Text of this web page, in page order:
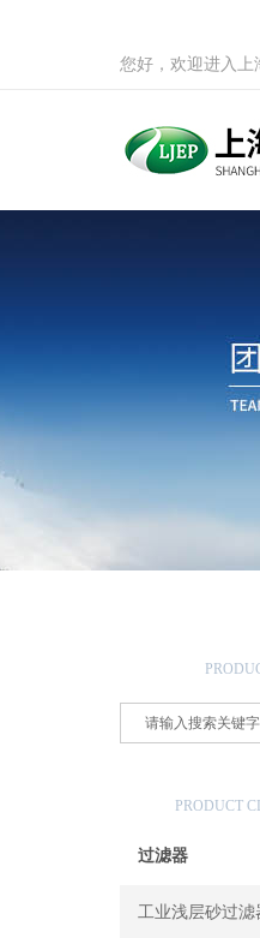
您好，欢迎进入上
PRODUCT
过滤器
工业浅层砂过滤